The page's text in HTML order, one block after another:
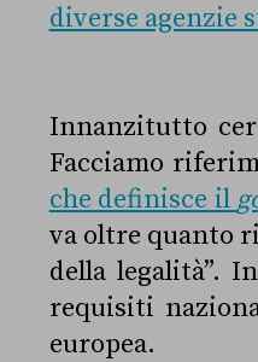
diverse agenzie
Innanzitutto
Facciamo
che definisce il
va oltre quanto
della legalità”.
requisiti
europea.